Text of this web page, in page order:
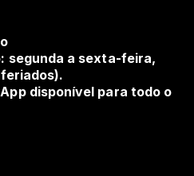
segunda a sexta-feira,
disponível para todo o